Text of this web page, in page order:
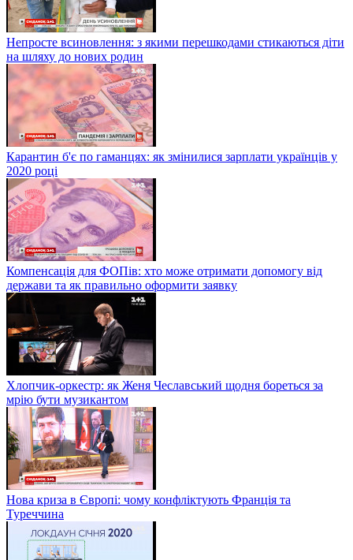
Непросте всиновлення: з якими перешкодами стикаються діти
на шляху до нових родин
Карантин б'є по гаманцях: як змінилися зарплати українців у
2020 році
Компенсація для ФОПів: хто може отримати допомогу від
держави та як правильно оформити заявку
Хлопчик-оркестр: як Женя Чеславський щодня бореться за
мрію бути музикантом
Нова криза в Європі: чому конфліктують Франція та
Туреччина